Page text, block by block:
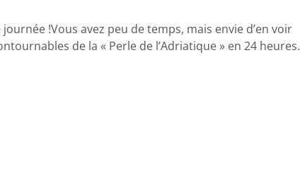
!Vous avez peu de temps, mais envie d’en voir
de la « Perle de l’Adriatique » en 24 heures.